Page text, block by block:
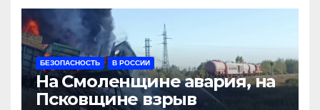
БЕЗОПАСНОСТЬ В РОССИИ
На Смоленщине авария, на
Псковщине взрыв